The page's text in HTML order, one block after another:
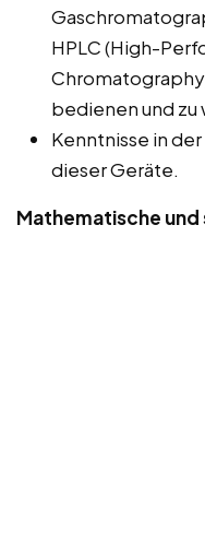
HPLC (High-
bedienen und zu
Kenntnisse in
dieser Geräte.
Mathematische